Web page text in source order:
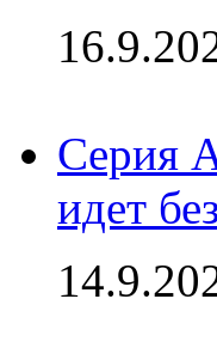
Серия
идет